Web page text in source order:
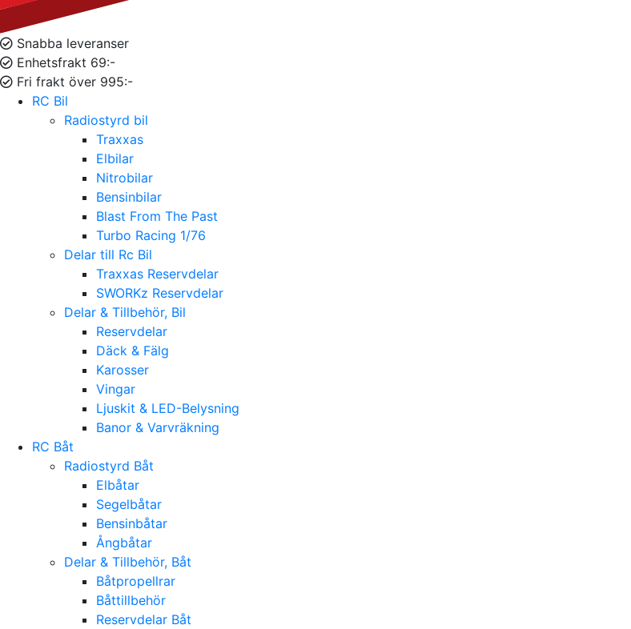
Snabba leveranser
Enhetsfrakt 69:-
Fri frakt över 995:-
RC Bil
Radiostyrd bil
Traxxas
Elbilar
Nitrobilar
Bensinbilar
Blast From The Past
Turbo Racing 1/76
Delar till Rc Bil
Traxxas Reservdelar
SWORKz Reservdelar
Delar & Tillbehör, Bil
Reservdelar
Däck & Fälg
Karosser
Vingar
Ljuskit & LED-Belysning
Banor & Varvräkning
RC Båt
Radiostyrd Båt
Elbåtar
Segelbåtar
Bensinbåtar
Ångbåtar
Delar & Tillbehör, Båt
Båtpropellrar
Båttillbehör
Reservdelar Båt